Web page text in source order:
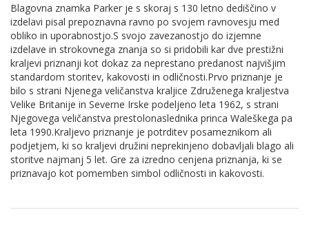
Blagovna znamka Parker je s skoraj s 130 letno dediščino v
izdelavi pisal prepoznavna ravno po svojem ravnovesju med
obliko in uporabnostjo.S svojo zavezanostjo do izjemne
izdelave in strokovnega znanja so si pridobili kar dve prestižni
kraljevi priznanji kot dokaz za neprestano predanost najvišjim
standardom storitev, kakovosti in odličnosti.Prvo priznanje je
bilo s strani Njenega veličanstva kraljice Združenega kraljestva
Velike Britanije in Severne Irske podeljeno leta 1962, s strani
Njegovega veličanstva prestolonaslednika princa Waleškega pa
leta 1990.Kraljevo priznanje je potrditev posameznikom ali
podjetjem, ki so kraljevi družini neprekinjeno dobavljali blago ali
storitve najmanj 5 let. Gre za izredno cenjena priznanja, ki se
priznavajo kot pomemben simbol odličnosti in kakovosti.